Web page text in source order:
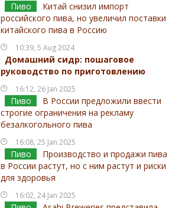
Пиво
Китай снизил импорт
российского пива, но увеличил поставки
китайского пива в Россию
10:39, 5 Aug 2024
Домашний сидр: пошаговое
руководство по приготовлению
16:12, 26 Jan 2025
Пиво
В России предложили ввести
строгие ограничения на рекламу
безалкогольного пива
16:08, 25 Jan 2025
Пиво
Производство и продажи пива
в России растут, но с ним растут и риски
для здоровья
16:02, 24 Jan 2025